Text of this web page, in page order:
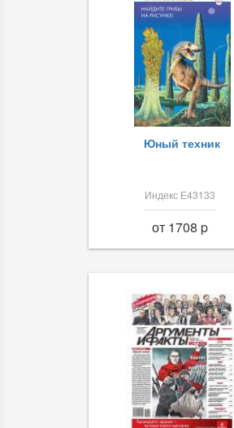
Юный техник
Индекс Е43133
от 1708 p